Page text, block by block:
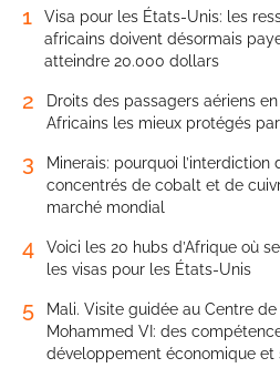
1
Visa pour les États-Unis: les
africains doivent désormais
atteindre 20.000 dollars
2
Droits des passagers aériens
Africains les mieux protégés
3
Minerais: pourquoi l’interdiction
concentrés de cobalt et de
marché mondial
4
Voici les 20 hubs d’Afrique où
les visas pour les États-Unis
5
Mali. Visite guidée au Centre
Mohammed VI: des
développement économique et